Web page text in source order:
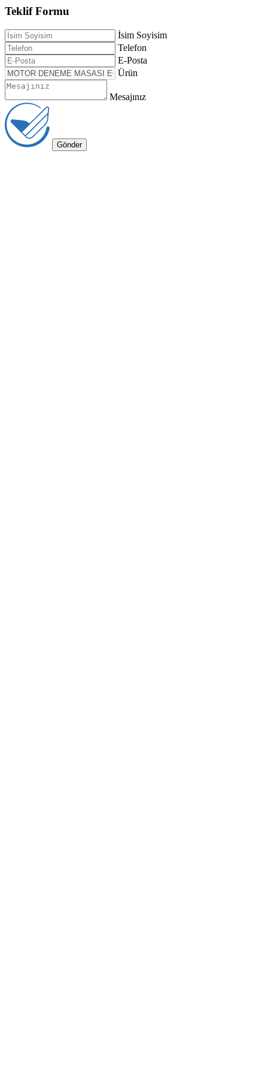
Teklif Formu
İsim Soyisim
Telefon
E-Posta
Ürün
Mesajınız
Gönder